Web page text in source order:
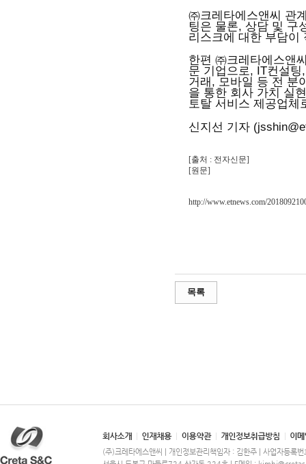
㈜크레타에스앤씨 관
팅은 물론, 상담 및 구
리스크에 대한 부담이
한편 ㈜크레타에스앤
문 기업으로, IT컨설
거래, 모바일 등 전 분
을 통한 회사 가치 실
토탈 서비스 제공업체
신지선 기자
[출처 : 전자신문]
[원문]
http://www.etnews.com/
목록
(주)크레타에스앤씨 | 개인정보관리책임자 : 김한주 | 사업자등